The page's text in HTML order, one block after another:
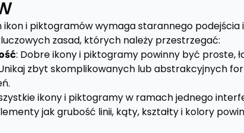
i piktogramów wymaga starannego podejścia
zasad, których należy przestrzegać:
: Dobre ikony i piktogramy powinny być proste,
zbyt skomplikowanych lub abstrakcyjnych
ikony i piktogramy w ramach jednego
jak grubość linii, kąty, kształty i kolory